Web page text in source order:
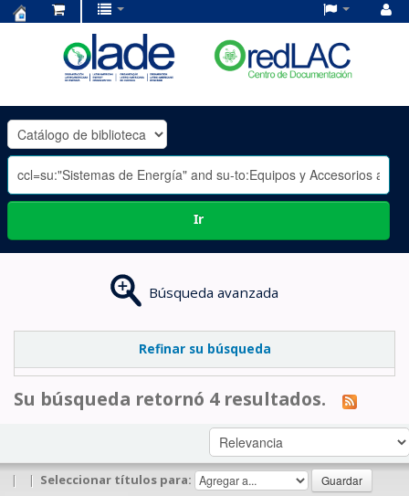
OLADE
-
Ir
Búsqueda avanzada
Refinar su búsqueda
Su búsqueda retornó 4 resultados.
| | Seleccionar títulos para: